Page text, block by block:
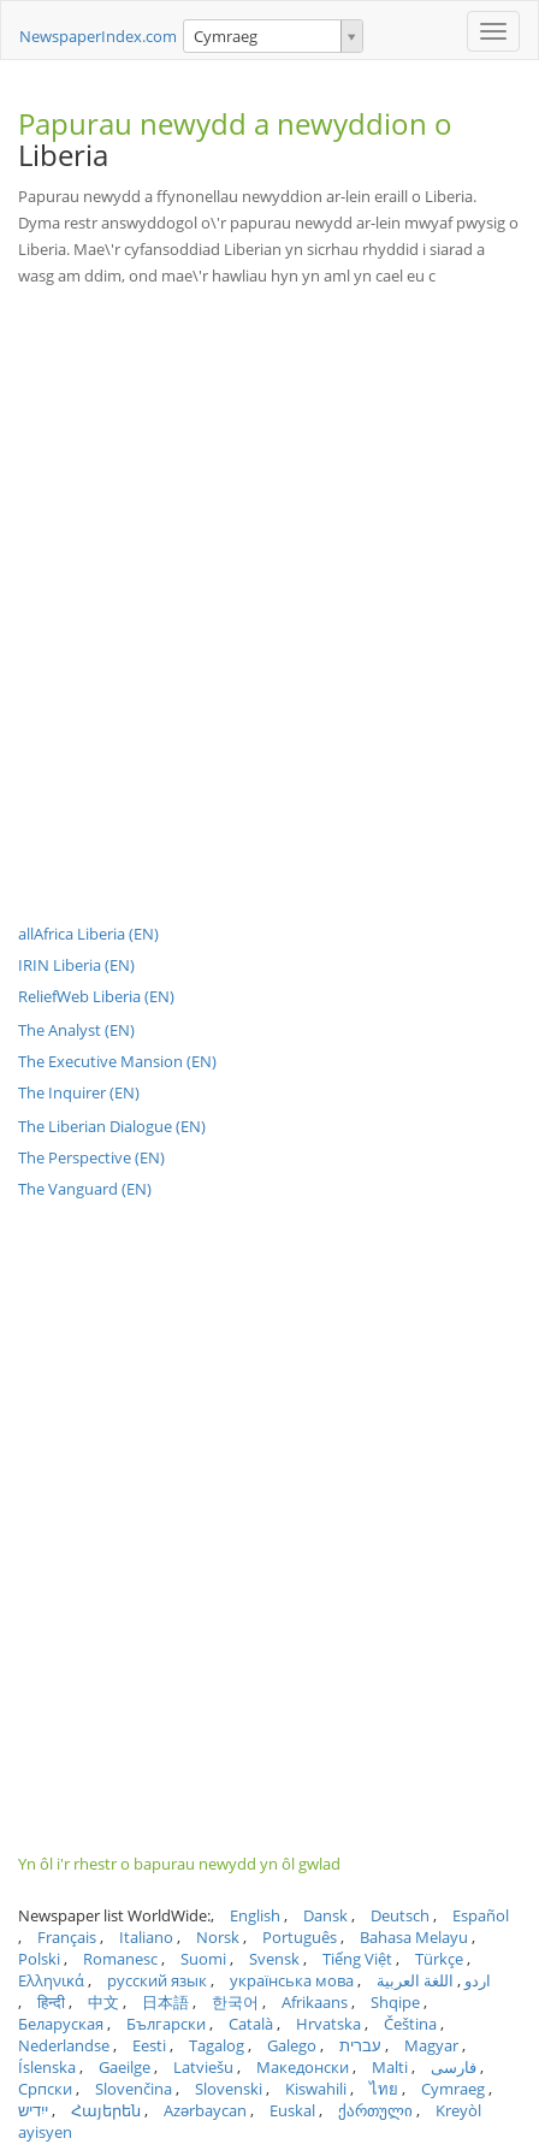
Toggle
NewspaperIndex.com Cymraeg
Papurau newydd a newyddion o
Liberia
Papurau newydd a ffynonellau newyddion ar-lein eraill o Liberia.
Dyma restr answyddogol o\'r papurau newydd ar-lein mwyaf pwysig o
Liberia. Mae\'r cyfansoddiad Liberian yn sicrhau rhyddid i siarad a
wasg am ddim, ond mae\'r hawliau hyn yn aml yn cael eu c
allAfrica Liberia (EN)
IRIN Liberia (EN)
ReliefWeb Liberia (EN)
The Analyst (EN)
The Executive Mansion (EN)
The Inquirer (EN)
The Liberian Dialogue (EN)
The Perspective (EN)
The Vanguard (EN)
Yn ôl i'r rhestr o bapurau newydd yn ôl gwlad
Newspaper list WorldWide: English Dansk Deutsch
Español
Français
Italiano Norsk Português
Bahasa Melayu
Polski
Romanesc Suomi Svensk Tiếng Việt
Türkçe
Ελληνικά
русский язык українська мова اردو
اللغة العربية
हिन्दी
中文 日本語 한국어 Afrikaans
Shqipe
Беларуская
Български Català Hrvatska
Čeština
Nederlandse
Eesti Tagalog Galego עברית
Magyar
Íslenska
Gaeilge Latviešu Македонски Malti
فارسی
Српски
Slovenčina Slovenski Kiswahili ไทย
Cymraeg
ייִדיש
Հայերեն Azərbaycan Euskal ქართული
Kreyòl
ayisyen